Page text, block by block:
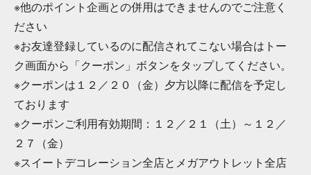
※他のポイント企画との併用はできませんのでご注意く
ださい
※お友達登録しているのに配信されてこない場合はトー
ク画面から「クーポン」ボタンをタップしてください。
※クーポンは１２／２０（金）夕方以降に配信を予定し
ております
※クーポンご利用有効期間：１２／２１（土）～１２／
２７（金）
※スイートデコレーション全店とメガアウトレット全店